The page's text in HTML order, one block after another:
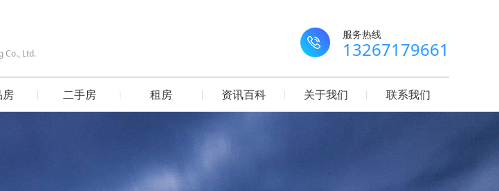
Co., Ltd.
服务热线
13267179661
房 二手房 租房 资讯百科 关于我们 联系我们